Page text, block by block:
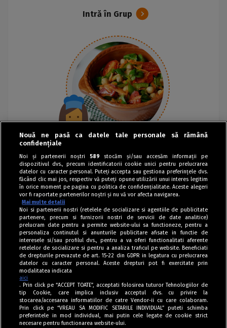
Intră în Grup
Tag index
Nouă ne pasă ca datele tale personale să rămână
confidențiale
Noi și partenerii noștri 589 stocăm și/sau accesăm informații pe
dispozitivul dvs., precum identificatorii cookie unici pentru prelucrarea
datelor cu caracter personal. Puteți accepta sau gestiona preferințele dvs.
făcând clic mai jos, respectiv vă puteți opune utilizării unui interes legitim
în orice moment pe pagina cu politica de confidențialitate. Aceste alegeri
vor fi raportate partenerilor noștri și nu vă vor afecta navigarea.
Mai multe detalii
Noi si partenerii nostri (retelele de socializare si agentiile de publicitate
partenere, precum si furnizorii nostri de servicii de date analitice)
prelucram date pentru a permite website-ului sa functioneze, pentru a
personaliza continutul si anunturile publicitare afisate in functie de
interesele si/sau profilul dvs., pentru a va oferi functionalitati aferente
retelelor de socializare si pentru a analiza traficul pe website. Beneficiati
de drepturile prevazute de art. 15-22 din GDPR in legatura cu prelucrarea
datelor cu caracter personal. Aceste drepturi pot fi exercitate prin
modalitatea indicata
aici
. Prin click pe “ACCEPT TOATE”, acceptati folosirea tuturor Tehnologiilor de
tip Cookie, care implica inclusiv acceptul dvs. cu privire la
stocarea/accesarea informatiilor de catre Vendor-ii cu care colaboram.
Prin click pe “VREAU SA MODIFIC SETARILE INDIVIDUAL” puteti schimba
preferintele in mod individual, mai putin cele legate de cookie strict
necesare pentru functionarea website-ului.